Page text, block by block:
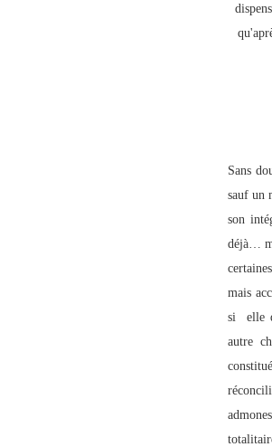
Sans
sauf un
son
déjà…
mais
si elle
autre